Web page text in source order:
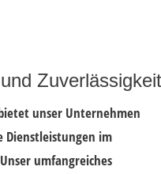
Zuverlässigkeit
unser Unternehmen
Dienstleistungen im
umfangreiches